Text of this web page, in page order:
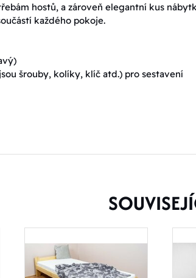
hostů, a zároveň elegantní kus
každého pokoje.
šrouby, kolíky, klíč atd.) pro sestavení